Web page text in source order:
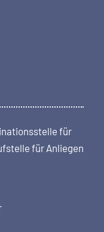
für
für Anliegen